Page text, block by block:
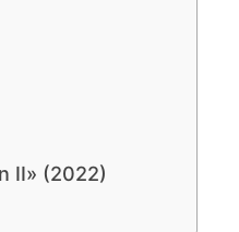
II» (2022)